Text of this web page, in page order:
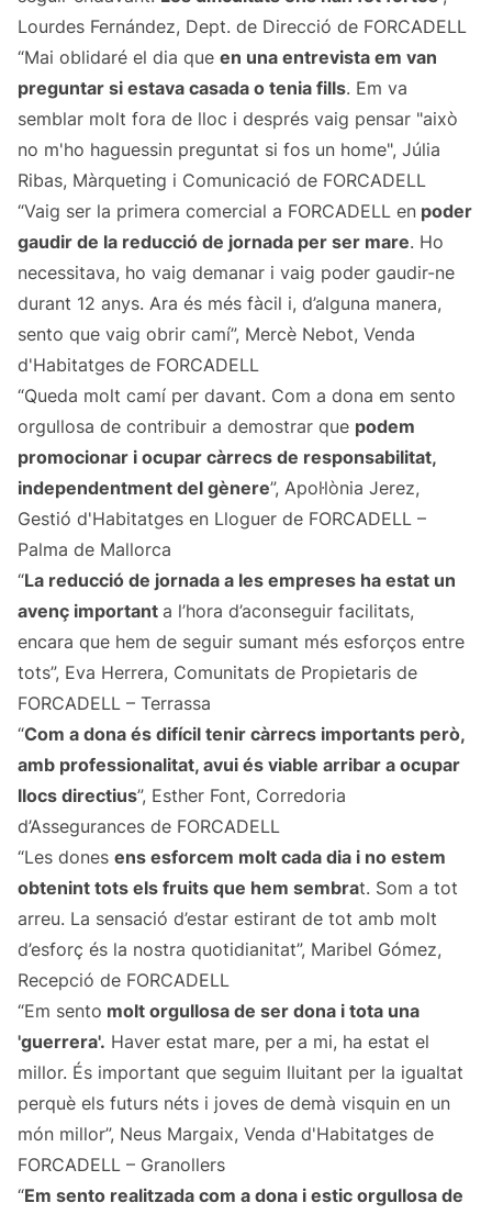
Lourdes Fernández, Dept. de Direcció de FORCADELL
“Mai oblidaré el dia que en una entrevista em van
preguntar si estava casada o tenia fills. Em va
semblar molt fora de lloc i després vaig pensar "això
no m'ho haguessin preguntat si fos un home", Júlia
Ribas, Màrqueting i Comunicació de FORCADELL
“Vaig ser la primera comercial a FORCADELL en poder
gaudir de la reducció de jornada per ser mare. Ho
necessitava, ho vaig demanar i vaig poder gaudir-ne
durant 12 anys. Ara és més fàcil i, d’alguna manera,
sento que vaig obrir camí”, Mercè Nebot, Venda
d'Habitatges de FORCADELL
“Queda molt camí per davant. Com a dona em sento
orgullosa de contribuir a demostrar que podem
promocionar i ocupar càrrecs de responsabilitat,
independentment del gènere”, Apol·lònia Jerez,
Gestió d'Habitatges en Lloguer de FORCADELL –
Palma de Mallorca
“La reducció de jornada a les empreses ha estat un
avenç important a l’hora d’aconseguir facilitats,
encara que hem de seguir sumant més esforços entre
tots”, Eva Herrera, Comunitats de Propietaris de
FORCADELL – Terrassa
“Com a dona és difícil tenir càrrecs importants però,
amb professionalitat, avui és viable arribar a ocupar
llocs directius”, Esther Font, Corredoria
d’Assegurances de FORCADELL
“Les dones ens esforcem molt cada dia i no estem
obtenint tots els fruits que hem sembrat. Som a tot
arreu. La sensació d’estar estirant de tot amb molt
d’esforç és la nostra quotidianitat”, Maribel Gómez,
Recepció de FORCADELL
“Em sento molt orgullosa de ser dona i tota una
'guerrera'. Haver estat mare, per a mi, ha estat el
millor. És important que seguim lluitant per la igualtat
perquè els futurs néts i joves de demà visquin en un
món millor”, Neus Margaix, Venda d'Habitatges de
FORCADELL – Granollers
“Em sento realitzada com a dona i estic orgullosa de